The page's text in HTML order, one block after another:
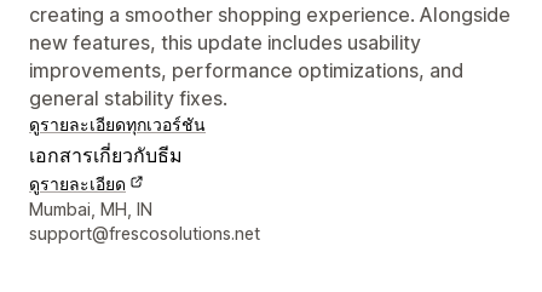
creating a smoother shopping experience. Alongside
new features, this update includes usability
improvements, performance optimizations, and
general stability fixes.
ดูรายละเอียดทุกเวอร์ชัน
เอกสารเกี่ยวกับธีม
ดูรายละเอียด
รายละเอียดการติดต่อผู้ออกแบบ
Mumbai, MH, IN
support@frescosolutions.net